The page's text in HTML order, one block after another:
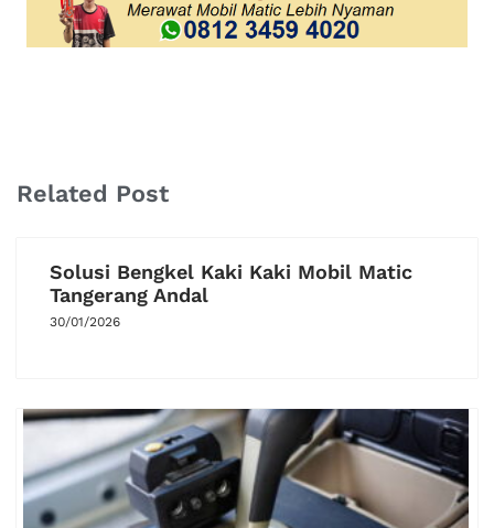
Related Post
Solusi Bengkel Kaki Kaki Mobil Matic
Tangerang Andal
30/01/2026